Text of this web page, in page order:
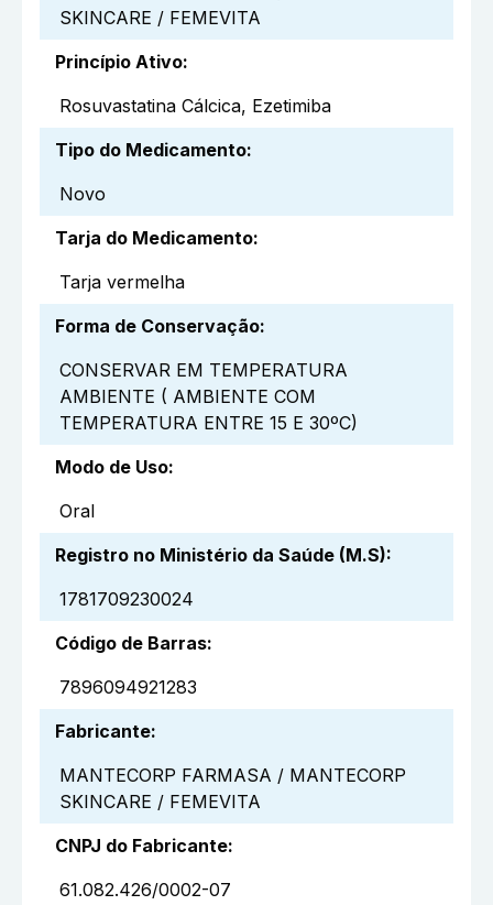
SKINCARE / FEMEVITA
Princípio Ativo:
Rosuvastatina Cálcica, Ezetimiba
Tipo do Medicamento:
Novo
Tarja do Medicamento:
Tarja vermelha
Forma de Conservação:
CONSERVAR EM TEMPERATURA
AMBIENTE ( AMBIENTE COM
TEMPERATURA ENTRE 15 E 30ºC)
Modo de Uso:
Oral
Registro no Ministério da Saúde (M.S):
1781709230024
Código de Barras:
7896094921283
Fabricante:
MANTECORP FARMASA / MANTECORP
SKINCARE / FEMEVITA
CNPJ do Fabricante:
61.082.426/0002-07